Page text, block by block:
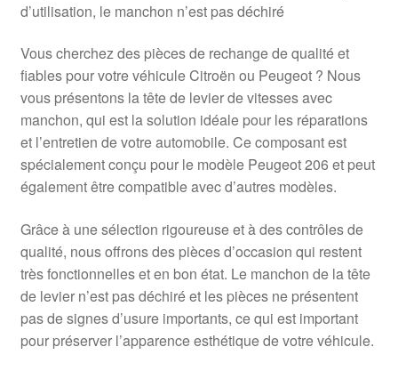
d’utilisation, le manchon n’est pas déchiré
Vous cherchez des pièces de rechange de qualité et
fiables pour votre véhicule Citroën ou Peugeot ? Nous
vous présentons la tête de levier de vitesses avec
manchon, qui est la solution idéale pour les réparations
et l’entretien de votre automobile. Ce composant est
spécialement conçu pour le modèle Peugeot 206 et peut
également être compatible avec d’autres modèles.
Grâce à une sélection rigoureuse et à des contrôles de
qualité, nous offrons des pièces d’occasion qui restent
très fonctionnelles et en bon état. Le manchon de la tête
de levier n’est pas déchiré et les pièces ne présentent
pas de signes d’usure importants, ce qui est important
pour préserver l’apparence esthétique de votre véhicule.